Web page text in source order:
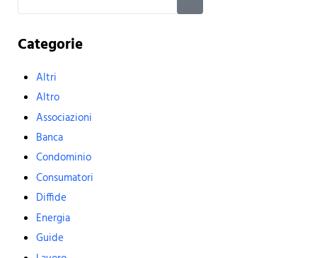
Categorie
Altri
Altro
Associazioni
Banca
Condominio
Consumatori
Diffide
Energia
Guide